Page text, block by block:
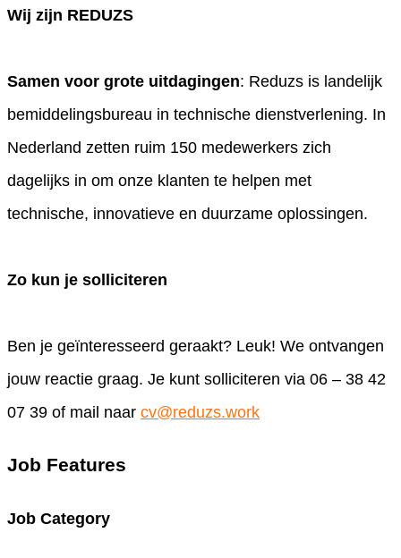
Wij zijn REDUZS
Samen voor grote uitdagingen: Reduzs is landelijk
bemiddelingsbureau in technische dienstverlening. In
Nederland zetten ruim 150 medewerkers zich
dagelijks in om onze klanten te helpen met
technische, innovatieve en duurzame oplossingen.
Zo kun je solliciteren
Ben je geïnteresseerd geraakt? Leuk! We ontvangen
jouw reactie graag. Je kunt solliciteren via 06 – 38 42
07 39 of mail naar cv@reduzs.work
Job Features
Job Category